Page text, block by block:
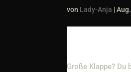
von Lady-Anja |
Große Klappe? Du